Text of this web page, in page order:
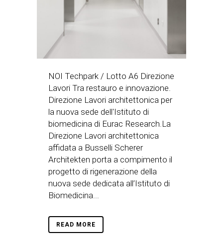
NOI Techpark / Lotto A6 Direzione
Lavori Tra restauro e innovazione.
Direzione Lavori architettonica per
la nuova sede dell'Istituto di
biomedicina di Eurac Research.La
Direzione Lavori architettonica
affidata a Busselli Scherer
Architekten porta a compimento il
progetto di rigenerazione della
nuova sede dedicata all’Istituto di
Biomedicina...
READ MORE